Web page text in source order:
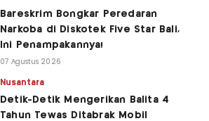
Bareskrim Bongkar Peredaran
Narkoba di Diskotek Five Star Bali,
Ini Penampakannya!
07 Agustus 2026
Nusantara
Detik-Detik Mengerikan Balita 4
Tahun Tewas Ditabrak Mobil